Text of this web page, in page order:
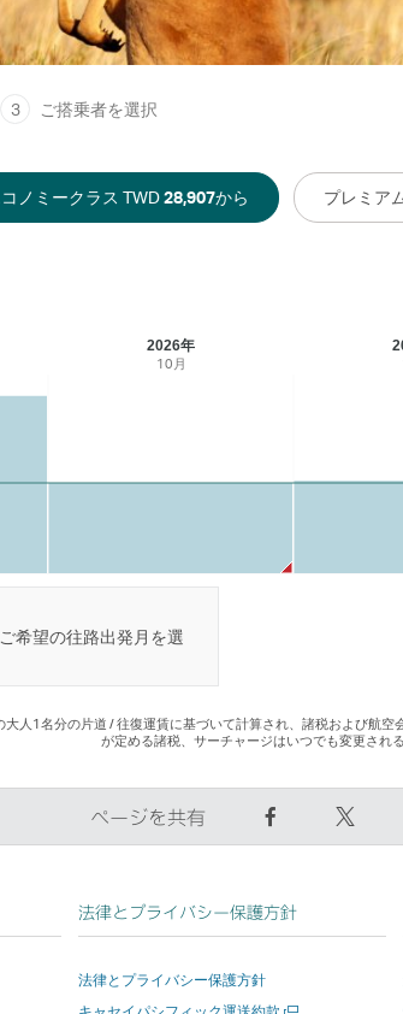
3 ご搭乗者を選択
ノミークラス TWD28,907から プレミア
2026年
10月
希望の往路出発月を選
人1名分の片道 / 往復運賃に基づいて計算され、諸税および航
が定める諸税、サーチャージはいつでも変更され
ページを共有
Facebook
で
ェ
ア
で
ー
法律とプライバシー保護方針
法律とプライバシー保護方針
新